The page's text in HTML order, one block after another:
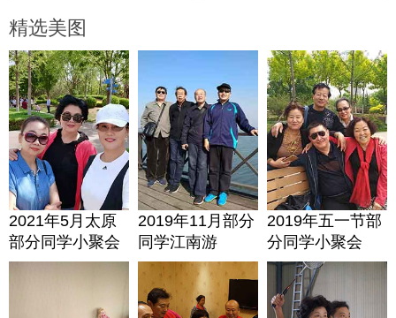
精选美图
2021年5月太原
部分同学小聚会
2019年11月部分
同学江南游
2019年五一节部
分同学小聚会